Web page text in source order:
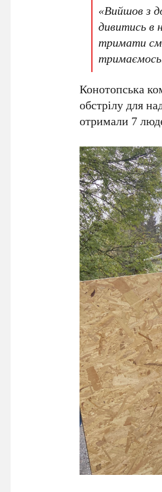
«Вийшов з
дивитись в
тримати
Конотопська
обстрілу для
отримали 7